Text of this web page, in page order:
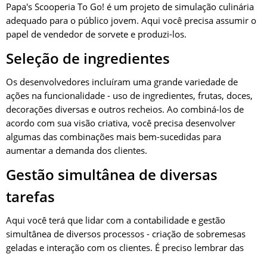
Papa's Scooperia To Go! é um projeto de simulação culinária
adequado para o público jovem. Aqui você precisa assumir o
papel de vendedor de sorvete e produzi-los.
Seleção de ingredientes
Os desenvolvedores incluíram uma grande variedade de
ações na funcionalidade - uso de ingredientes, frutas, doces,
decorações diversas e outros recheios. Ao combiná-los de
acordo com sua visão criativa, você precisa desenvolver
algumas das combinações mais bem-sucedidas para
aumentar a demanda dos clientes.
Gestão simultânea de diversas
tarefas
Aqui você terá que lidar com a contabilidade e gestão
simultânea de diversos processos - criação de sobremesas
geladas e interação com os clientes. É preciso lembrar das